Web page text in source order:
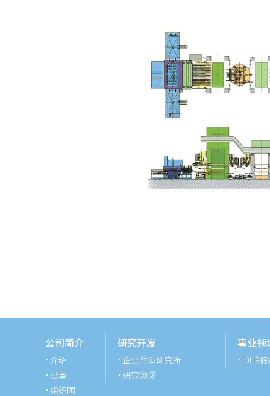
公司简介
介绍
沿革
组织图
研究开发
企业附设研究所
研究领域
事业领
IDH钢